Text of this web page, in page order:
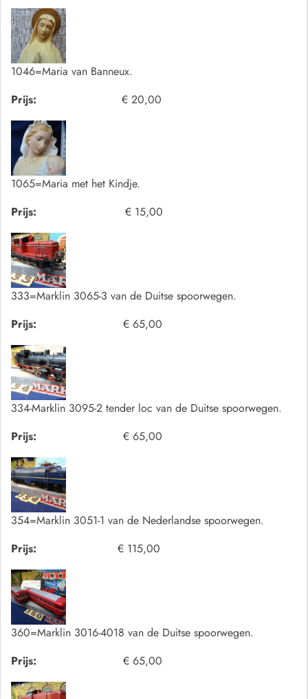
1046=Maria van Banneux.
Prijs:
€ 20,00
1065=Maria met het Kindje.
Prijs:
€ 15,00
333=Marklin 3065-3 van de Duitse spoorwegen.
Prijs:
€ 65,00
334-Marklin 3095-2 tender loc van de Duitse spoorwegen.
Prijs:
€ 65,00
354=Marklin 3051-1 van de Nederlandse spoorwegen.
Prijs:
€ 115,00
360=Marklin 3016-4018 van de Duitse spoorwegen.
Prijs:
€ 65,00